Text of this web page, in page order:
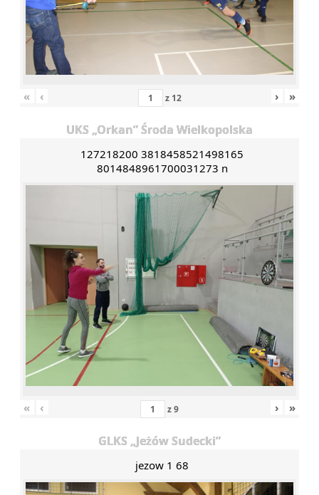
« ‹ z 12 › »
UKS „Orkan” Środa Wielkopolska
127218200 3818458521498165
8014848961700031273 n
« ‹ z9 › »
GLKS „Jeżów Sudecki”
jezow 1 68